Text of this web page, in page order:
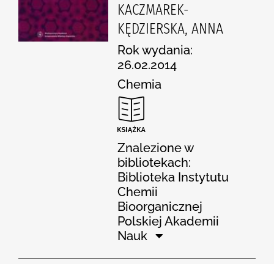
KACZMAREK-
KĘDZIERSKA, ANNA
Rok wydania:
26.02.2014
Chemia
Znalezione w
bibliotekach:
Biblioteka Instytutu
Chemii
Bioorganicznej
Polskiej Akademii
Nauk